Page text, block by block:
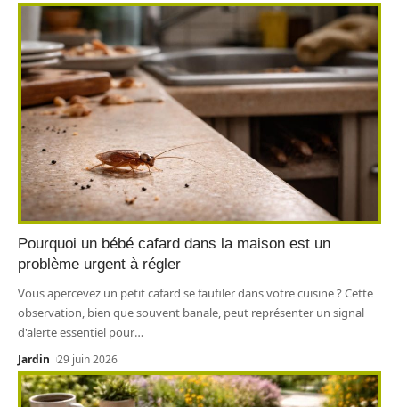
Pourquoi un bébé cafard dans la maison est un
problème urgent à régler
Vous apercevez un petit cafard se faufiler dans votre cuisine ? Cette
observation, bien que souvent banale, peut représenter un signal
d'alerte essentiel pour…
Jardin 29 juin 2026